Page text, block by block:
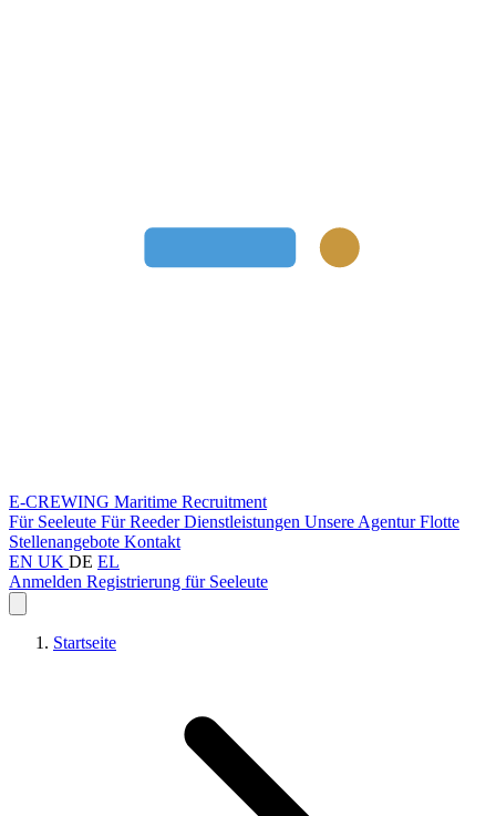
E-CREWING Maritime Recruitment
Für Seeleute Für ReederDienstleistungen Unsere AgenturFlotte
Stellenangebote Kontakt
EN UK DE EL
Anmelden Registrierung für Seeleute
Startseite